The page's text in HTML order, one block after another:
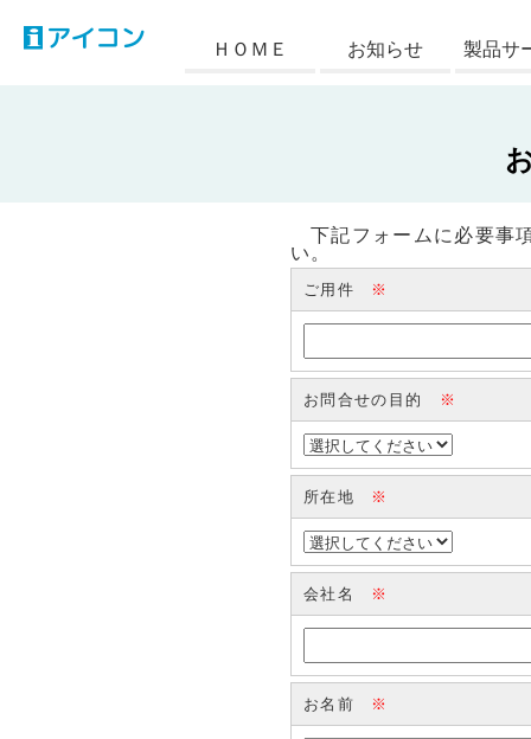
アイコン ＨＯＭＥ お知らせ 製品サ
下記フォームに必要事
い。
ご用件 ※
お問合せの目的 ※
所在地 ※
会社名 ※
お名前 ※